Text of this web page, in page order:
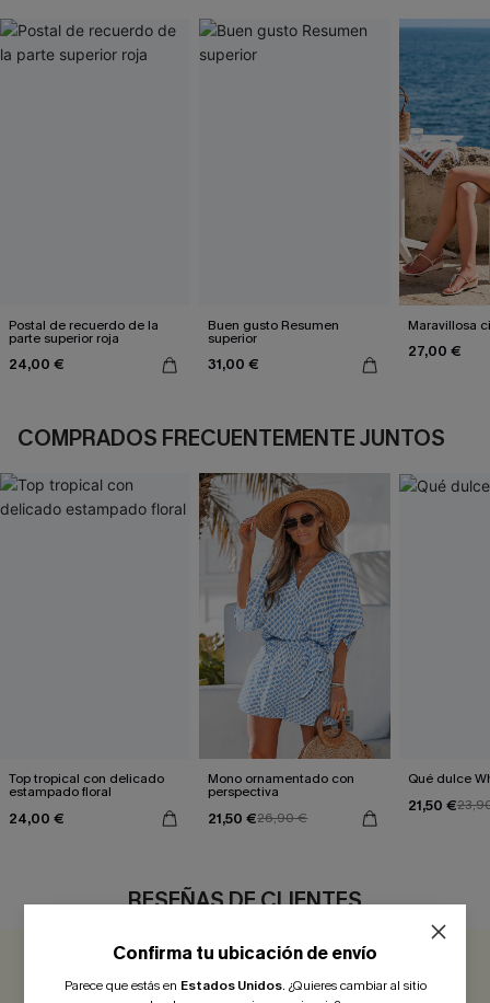
Postal de recuerdo de la
parte superior roja
24,00 €
Buen gusto Resumen
superior
31,00 €
Maravillosa
27,00 €
COMPRADOS FRECUENTEMENTE JUNTOS
Top tropical con delicado
estampado floral
24,00 €
Mono ornamentado con
perspectiva
21,50 €26,90 €
Qué dulce
21,50 €
RESEÑAS DE CLIENTES
4.0 1 COMENTARIO
Confirma tu ubicación de envío
Parece que estás en Estados Unidos. ¿Quieres cambiar al sitio